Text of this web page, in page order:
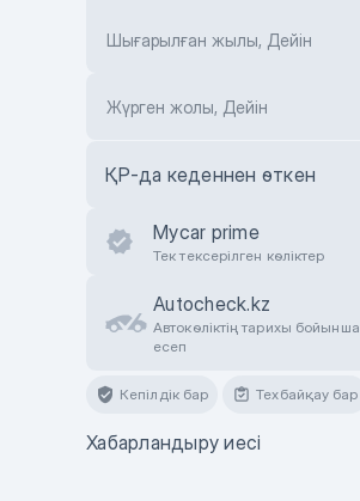
Шығарылған жылы, Дейін
Жүрген жолы, Дейін
ҚР-да кеденнен өткен
Mycar prime
Тек тексерілген көліктер
Autocheck.kz
Автокөліктің тарихы бойынша
есеп
Кепілдік бар Техбайқау бар
Хабарландыру иесі